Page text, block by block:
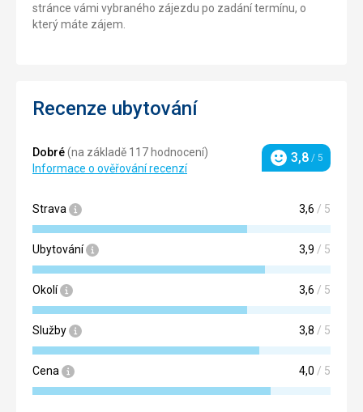
stránce vámi vybraného zájezdu po zadání termínu, o
který máte zájem.
Recenze ubytování
Dobré(na základě 117 hodnocení)
Informace o ověřování recenzí
Hodnocení
3,8 / 5
Strava 3,6 / 5
Ubytování 3,9 / 5
Okolí 3,6 / 5
Služby 3,8 / 5
Cena 4,0 / 5